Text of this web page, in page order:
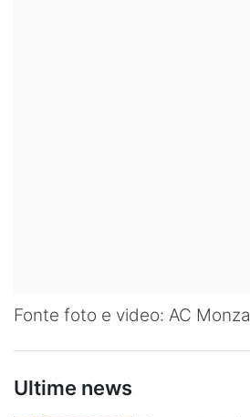
Fonte foto e video: AC Monza
Ultime news